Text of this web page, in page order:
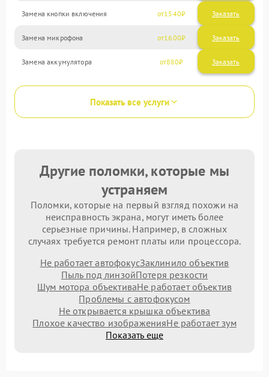
Замена кнопки включения 1540
Замена микрофона 1600
Замена аккумулятора 880
Показать все услуги
Другие поломки, которые мы
устраняем
Поломки, которые на первый взгляд похожи на
неисправность экрана, могут иметь более
серьезные причины. Например, в сложных
случаях требуется ремонт платы или процессора.
Не работает автофокусЗаклинило объектив
Пыль под линзойПотеря резкости
Шум мотора объективаНе работает объектив
Проблемы с автофокусом
Не открывается крышка объектива
Плохое качество изображенияНе работает зум
Показать еще